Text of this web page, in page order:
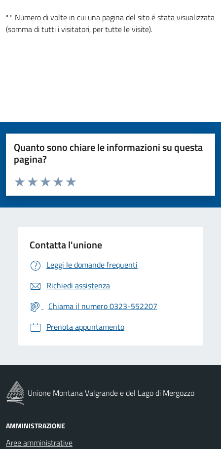
** Numero di volte in cui una pagina del sito é stata visualizzata
(somma di tutti i visitatori, per tutte le visite).
Quanto sono chiare le informazioni su questa
pagina?
Valuta da 1 a 5 stelle la pagina
Valuta 5 stelle su 5
Valuta 4 stelle su 5
Valuta 3 stelle su 5
Valuta 2 stelle su 5
Valuta 1 stelle su 5
Contatta l'unione
Leggi le domande frequenti
Richiedi assistenza
Chiama il numero 0323-552207
Prenota appuntamento
Unione Montana Valgrande e del Lago di Mergozzo
AMMINISTRAZIONE
Aree amministrative